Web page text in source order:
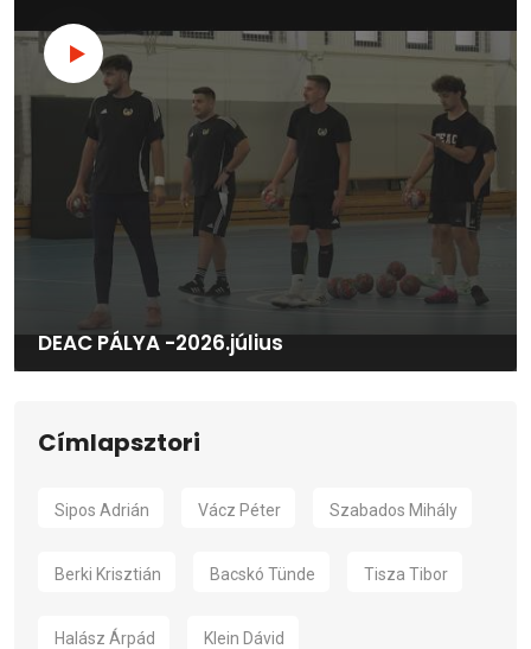
DEAC PÁLYA -2026.július
Címlapsztori
Sipos Adrián Vácz Péter Szabados Mihály
Berki Krisztián Bacskó Tünde Tisza Tibor
Halász Árpád Klein Dávid